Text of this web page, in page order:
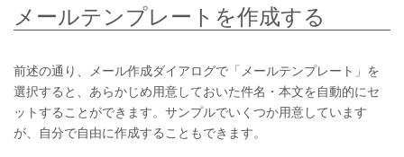
メールテンプレートを作成する
前述の通り、メール作成ダイアログで「メールテンプレート」を
選択すると、あらかじめ用意しておいた件名・本文を自動的にセ
ットすることができます。サンプルでいくつか用意しています
が、自分で自由に作成することもできます。